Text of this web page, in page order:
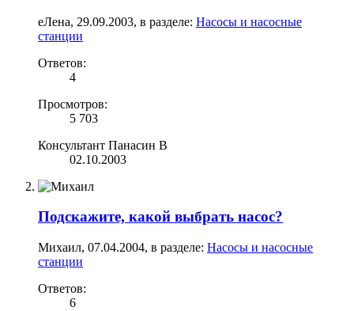
еЛена, 29.09.2003, в разделе: Насосы и насосные
станции
Ответов:
4
Просмотров:
5 703
Консультант Панасин В
02.10.2003
Подскажите, какой выбрать насос?
Михаил, 07.04.2004, в разделе: Насосы и насосные
станции
Ответов:
6